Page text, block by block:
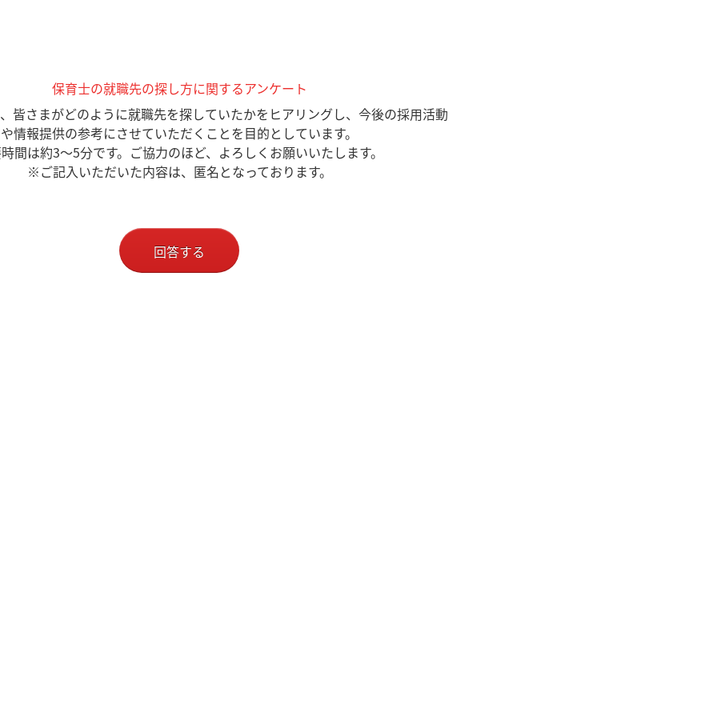
保育士の就職先の探し方に関するアンケート
皆さまがどのように就職先を探していたかをヒアリングし、今後の採用活動
や情報提供の参考にさせていただくことを目的としています。
間は約3〜5分です。ご協力のほど、よろしくお願いいたします。
※ご記入いただいた内容は、匿名となっております。
回答する